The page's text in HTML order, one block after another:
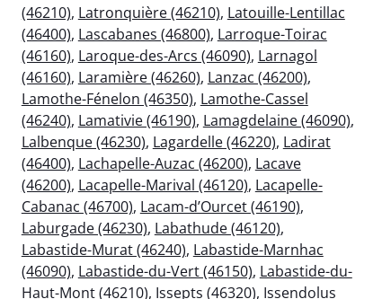
(46210), Latronquière (46210), Latouille-Lentillac
(46400), Lascabanes (46800), Larroque-Toirac
(46160), Laroque-des-Arcs (46090), Larnagol
(46160), Laramière (46260), Lanzac (46200),
Lamothe-Fénelon (46350), Lamothe-Cassel
(46240), Lamativie (46190), Lamagdelaine (46090),
Lalbenque (46230), Lagardelle (46220), Ladirat
(46400), Lachapelle-Auzac (46200), Lacave
(46200), Lacapelle-Marival (46120), Lacapelle-
Cabanac (46700), Lacam-d’Ourcet (46190),
Laburgade (46230), Labathude (46120),
Labastide-Murat (46240), Labastide-Marnhac
(46090), Labastide-du-Vert (46150), Labastide-du-
Haut-Mont (46210), Issepts (46320), Issendolus